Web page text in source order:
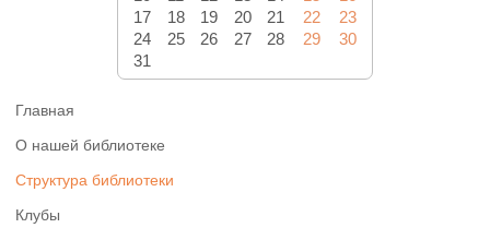
17
18 19 20 21 22
23
24
25 26 27 28 29
30
31
Главная
О нашей библиотеке
Структура библиотеки
Клубы